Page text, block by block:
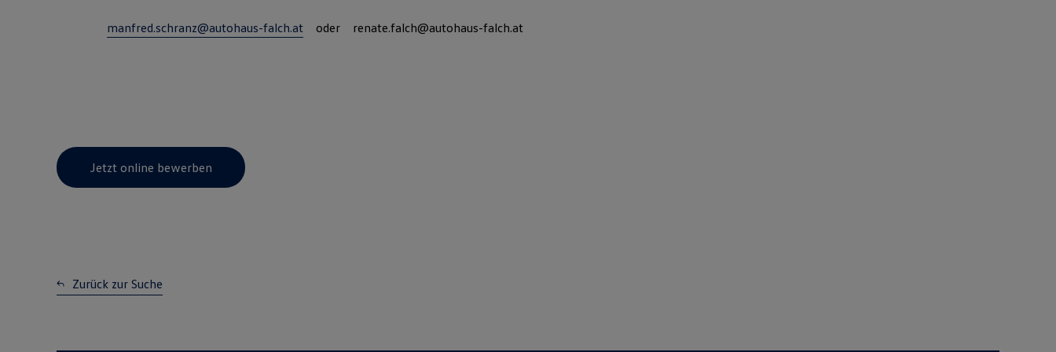
manfred.schranz@autohaus-falch.at oder renate.falch@autohaus-falch.at
Jetzt online bewerben
Zurück zur Suche